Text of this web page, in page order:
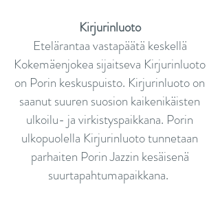
Kirjurinluoto
Etelärantaa vastapäätä keskellä
Kokemäenjokea sijaitseva Kirjurinluoto
on Porin keskuspuisto. Kirjurinluoto on
saanut suuren suosion kaikenikäisten
ulkoilu- ja virkistyspaikkana. Porin
ulkopuolella Kirjurinluoto tunnetaan
parhaiten Porin Jazzin kesäisenä
suurtapahtumapaikkana.